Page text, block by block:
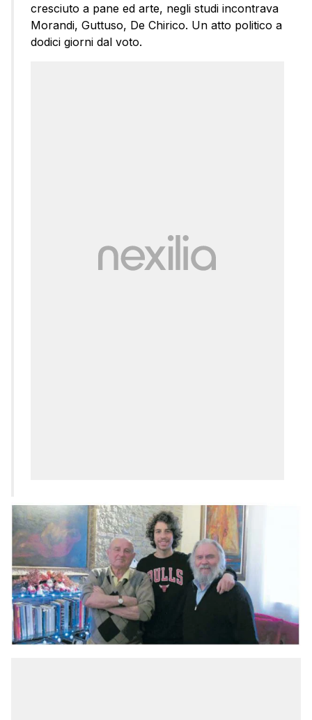
cresciuto a pane ed arte, negli studi incontrava
Morandi, Guttuso, De Chirico. Un atto politico a
dodici giorni dal voto.